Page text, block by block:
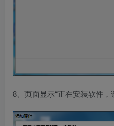
8、页面显示“正在安装软件，